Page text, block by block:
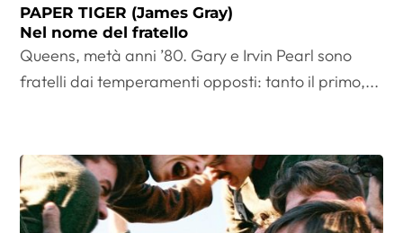
PAPER TIGER (James Gray)
Nel nome del fratello
Queens, metà anni ’80. Gary e Irvin Pearl sono
fratelli dai temperamenti opposti: tanto il primo,...